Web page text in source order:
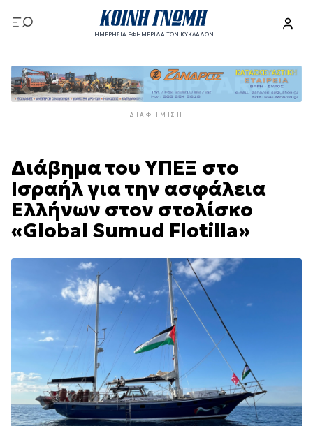
προς
το
περιεχόμενο
ΗΜΕΡΗΣΙΑ ΕΦΗΜΕΡΙΔΑ ΤΩΝ ΚΥΚΛΑΔΩΝ
προς
το
κυρίως
ΔΙΑΦΉΜΙΣΗ
Διάβημα του ΥΠΕΞ στο
Ισραήλ για την ασφάλεια
Ελλήνων στον στολίσκο
«Global Sumud Flotilla»